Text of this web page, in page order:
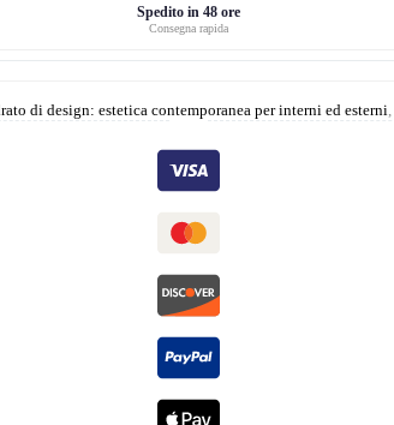
Spedito in 48 ore
Consegna rapida
di design: estetica contemporanea per interni ed esterni